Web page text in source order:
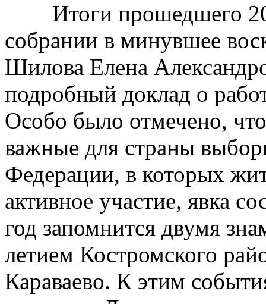
Итоги прошедшего
собрании в минувшее
Шилова Елена
подробный доклад о
Особо было отмечено,
важные для страны
Федерации, в которых
активное участие, явка
год запомнится двумя
летием Костромского
Караваево. К этим